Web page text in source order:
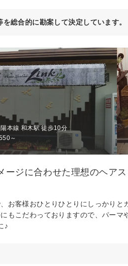
総合的に勘案して決定しています。
本線 和木駅 徒歩10分
～
ジに合わせた理想のヘア
お客様おひとりひとりにしっかり
もこだわっておりますので、パーマ
♪